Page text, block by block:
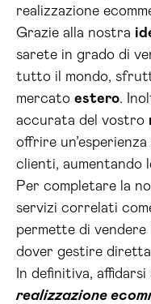
realizzazione
Grazie alla nostra
sarete in grado di
tutto il mondo,
mercato estero.
accurata del vostro
offrire
clienti, aumentando
Per completare la
servizi correlati
permette di
dover gestire
In definitiva,
realizzazione